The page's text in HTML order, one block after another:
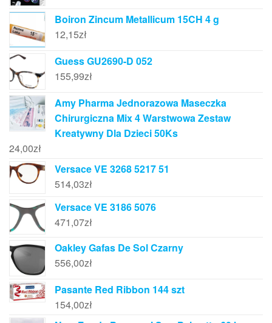
Boiron Zincum Metallicum 15CH 4 g
12,15zł
Guess GU2690-D 052
155,99zł
Amy Pharma Jednorazowa Maseczka
Chirurgiczna Mix 4 Warstwowa Zestaw
Kreatywny Dla Dzieci 50Ks
24,00zł
Versace VE 3268 5217 51
514,03zł
Versace VE 3186 5076
471,07zł
Oakley Gafas De Sol Czarny
556,00zł
Pasante Red Ribbon 144 szt
154,00zł